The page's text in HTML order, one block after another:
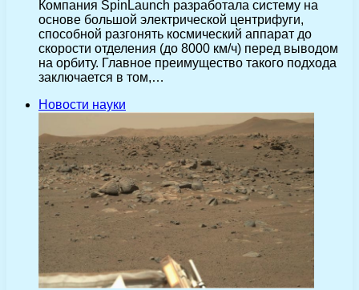
Компания SpinLaunch разработала систему на
основе большой электрической центрифуги,
способной разгонять космический аппарат до
скорости отделения (до 8000 км/ч) перед выводом
на орбиту. Главное преимущество такого подхода
заключается в том,…
Новости науки